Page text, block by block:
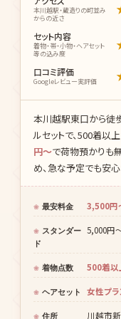
本川越駅・蔵造りの町並み
からの近さ
セット内容
着物・帯・小物・ヘアセット
等の込み度
口コミ評価
Googleレビュー実評価
本川越駅東口から徒
ルセットで、500着以
円〜で荷物預かりも
め、急な予定でも安心
最安料金 3,500円
スタンダー
ド
5,000円
着物点数 500着以
ヘアセット 女性プラ
住所 川越市